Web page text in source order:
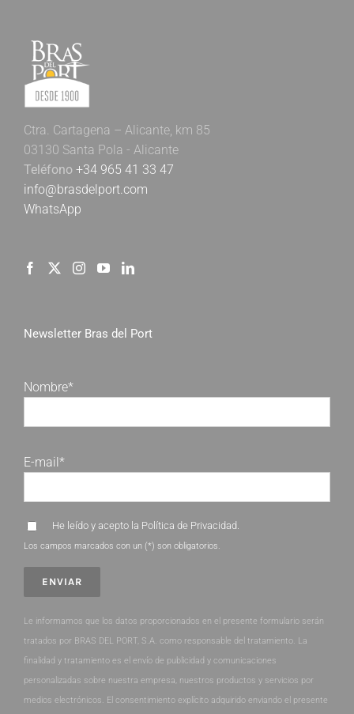
Ctra. Cartagena – Alicante, km 85
03130 Santa Pola - Alicante
Teléfono +34 965 41 33 47
info@brasdelport.com
WhatsApp
Newsletter Bras del Port
Nombre*
E-mail*
He leído y acepto la Política de Privacidad.
Los campos marcados con un (*) son obligatorios.
Le informamos que los datos proporcionados en el presente formulario serán
tratados por BRAS DEL PORT, S.A. como responsable del tratamiento. La
finalidad y tratamiento es el envío de publicidad y comunicaciones
personalizadas sobre nuestra empresa, nuestros productos y servicios por
medios electrónicos. El consentimiento explícito adquirido enviando el presente